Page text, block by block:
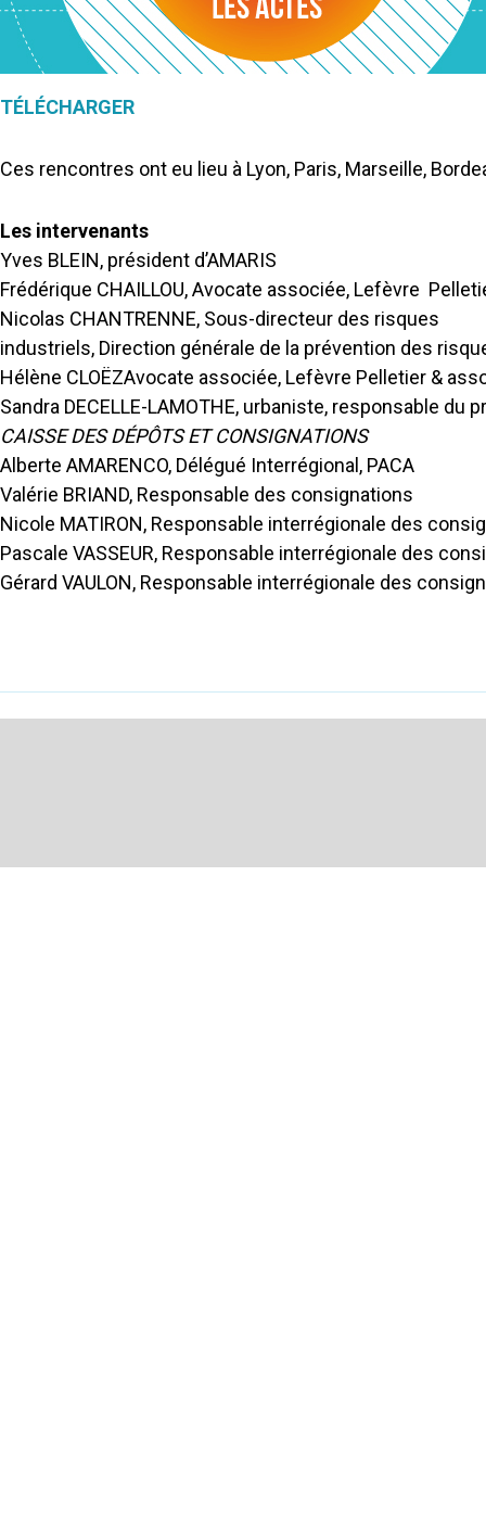
TÉLÉCHARGER
Ces rencontres ont eu lieu à Lyon, Paris, Marseille,
Les intervenants
Yves BLEIN, président d’AMARIS
Frédérique CHAILLOU, Avocate associée, Lefèvre
Nicolas CHANTRENNE, Sous-directeur des risques
industriels, Direction générale de la prévention des
Hélène CLOËZAvocate associée, Lefèvre Pelletier &
Sandra DECELLE-LAMOTHE, urbaniste, responsable du
CAISSE DES DÉPÔTS ET CONSIGNATIONS
Alberte AMARENCO, Délégué Interrégional, PACA
Valérie BRIAND, Responsable des consignations
Nicole MATIRON, Responsable interrégionale des
Pascale VASSEUR, Responsable interrégionale des
Gérard VAULON, Responsable interrégionale des